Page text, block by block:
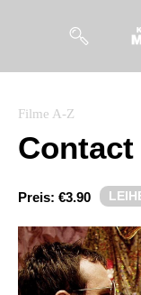
So
Filme A-Z
Preis: €3.90